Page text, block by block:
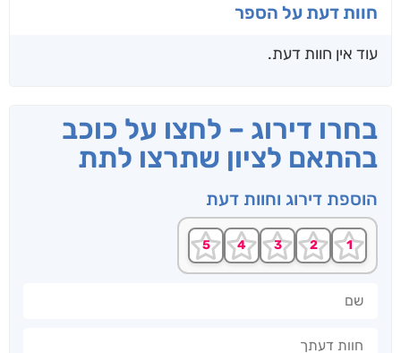
חוות דעת על הספר
עוד אין חוות דעת.
בחרו דירוג – לחצו על כוכב
בהתאם לציון שתרצו לתת
הוספת דירוג וחוות דעת